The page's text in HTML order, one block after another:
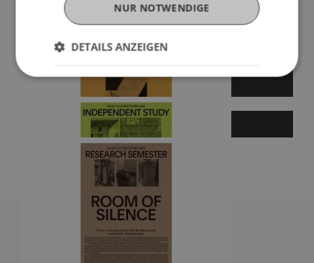
Universität Liechtenstein
Fürst-Franz-Josef-Strasse
NUR NOTWENDIGE
DETAILS ANZEIGEN